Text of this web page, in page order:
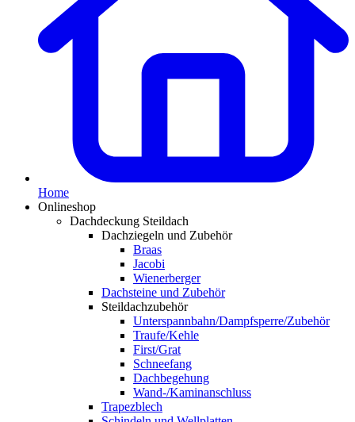
Home
Onlineshop
Dachdeckung Steildach
Dachziegeln und Zubehör
Braas
Jacobi
Wienerberger
Dachsteine und Zubehör
Steildachzubehör
Unterspannbahn/Dampfsperre/Zubehör
Traufe/Kehle
First/Grat
Schneefang
Dachbegehung
Wand-/Kaminanschluss
Trapezblech